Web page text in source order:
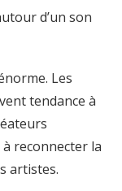
d’un son
Les
tendance à
reconnecter la
artistes.